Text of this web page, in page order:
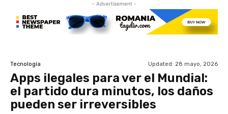
- Advertisement -